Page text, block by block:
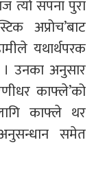
त्यो सपना पुरा
अप्रोच’बाट
यथार्थपरक
उनका अनुसार
काफ्ले’को
काफ्ले थर
समेत